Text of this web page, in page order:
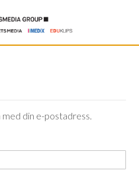
din e-postadress.